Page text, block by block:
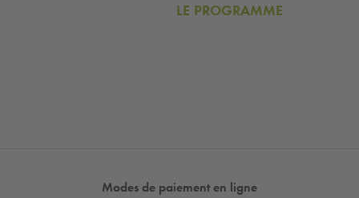
LE PROGRAMME
Modes de paiement en ligne